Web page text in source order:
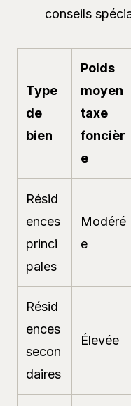
conseils
Type
de
bien
Poids
moyen
taxe
foncièr
e
Résid
ences
princi
pales
Modéré
e
Résid
ences
secon
daires
Élevée